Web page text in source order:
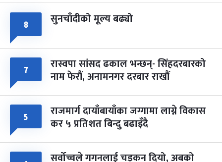
८ फागुपूर्णिमा
८ सुनचाँदीको मूल्य बढ्यो
७ रास्वपा सांसद ढकाल भन्छन्- सिंहदरबारको
नाम फेरौं, अनामनगर दरबार राखौं
५ राजमार्ग दायाँबायाँका जग्गामा लाग्ने विकास
कर ५ प्रतिशत बिन्दु बढाइँदै
सर्वोच्चले गगनलाई चड्कन दियो, अबको